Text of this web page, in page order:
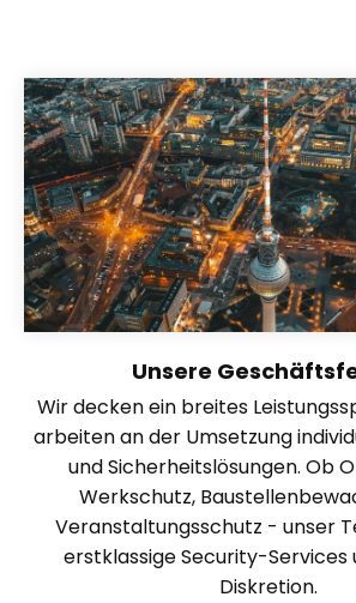
Unsere
Wir decken ein breites
arbeiten an der Umsetzung
und Sicherheitslösungen. Ob
Werkschutz,
Veranstaltungsschutz - unser
erstklassige Security-Services
Diskretion.